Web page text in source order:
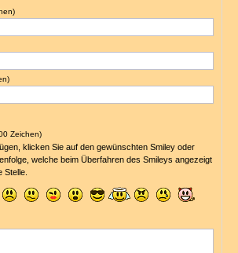
Zeichen)
klicken Sie auf den gewünschten Smiley oder
welche beim Überfahren des Smileys angezeigt
Stelle.